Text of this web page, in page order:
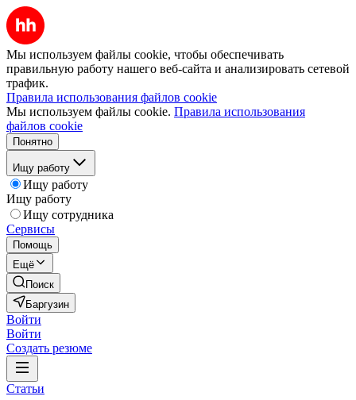
Мы используем файлы cookie, чтобы обеспечивать
правильную работу нашего веб-сайта и анализировать сетевой
трафик.
Правила использования файлов cookie
Мы используем файлы cookie. Правила использования
файлов cookie
Понятно
Ищу работу
Ищу работу
Ищу работу
Ищу сотрудника
Сервисы
Помощь
Ещё
Поиск
Баргузин
Войти
Войти
Создать резюме
Статьи